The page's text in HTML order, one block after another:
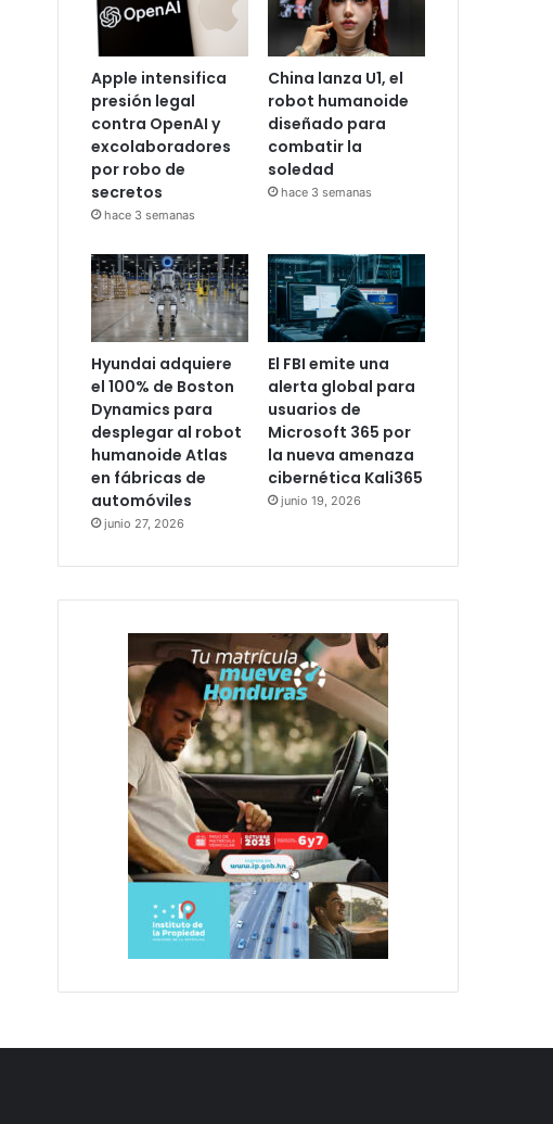
Apple intensifica
presión legal
contra OpenAI y
excolaboradores
por robo de
secretos
hace 3 semanas
China lanza U1, el
robot humanoide
diseñado para
combatir la
soledad
hace 3 semanas
Hyundai adquiere
el 100% de Boston
Dynamics para
desplegar al robot
humanoide Atlas
en fábricas de
automóviles
junio 27, 2026
El FBI emite una
alerta global para
usuarios de
Microsoft 365 por
la nueva amenaza
cibernética Kali365
junio 19, 2026